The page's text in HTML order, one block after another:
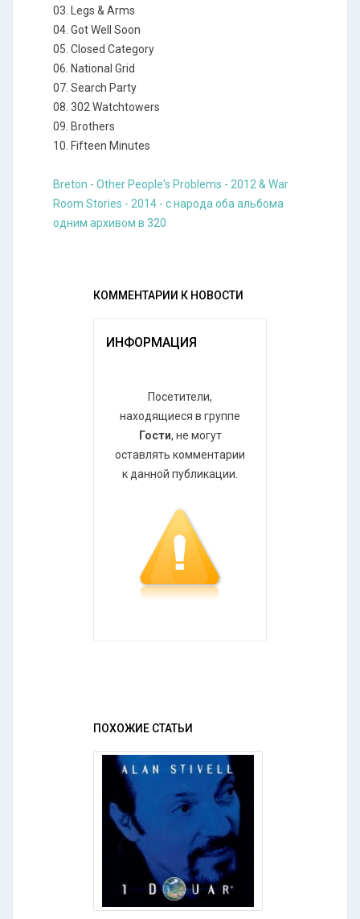
03. Legs & Arms
04. Got Well Soon
05. Closed Category
06. National Grid
07. Search Party
08. 302 Watchtowers
09. Brothers
10. Fifteen Minutes
Breton - Other People's Problems - 2012 & War
Room Stories - 2014 - с народа оба альбома
одним архивом в 320
КОММЕНТАРИИ К НОВОСТИ
ИНФОРМАЦИЯ
Посетители,
находящиеся в группе
Гости, не могут
оставлять комментарии
к данной публикации.
ПОХОЖИЕ СТАТЬИ